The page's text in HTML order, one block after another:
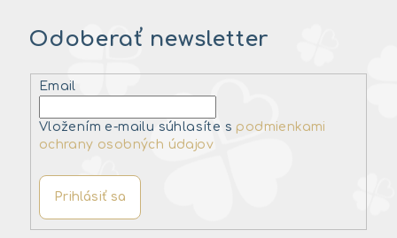
Odoberať newsletter
Email
Vložením e-mailu súhlasíte s podmienkami
ochrany osobných údajov
Prihlásiť sa